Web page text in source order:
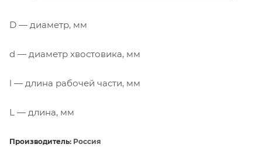
D — диаметр, мм
d — диаметр хвостовика, мм
l — длина рабочей части, мм
L — длина, мм
Производитель: Россия